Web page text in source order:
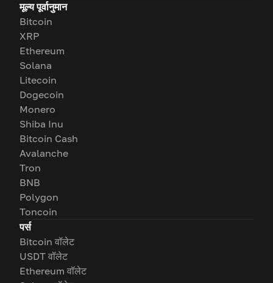
मूल्य पूर्वानुमान
Bitcoin
XRP
Ethereum
Solana
Litecoin
Dogecoin
Monero
Shiba Inu
Bitcoin Cash
Avalanche
Tron
BNB
Polygon
Toncoin
पर्स
Bitcoin वॉलेट
USDT वॉलेट
Ethereum वॉलेट